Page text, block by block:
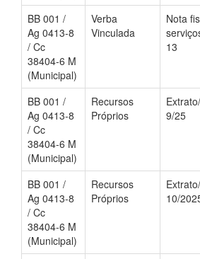
BB 001 /
Ag 0413-8
/ Cc
38404-6 M
(Municipal)
Verba
Vinculada
Nota
13
BB 001 /
Ag 0413-8
/ Cc
38404-6 M
(Municipal)
Recursos
Próprios
9/25
BB 001 /
Ag 0413-8
/ Cc
38404-6 M
(Municipal)
Recursos
Próprios
10/